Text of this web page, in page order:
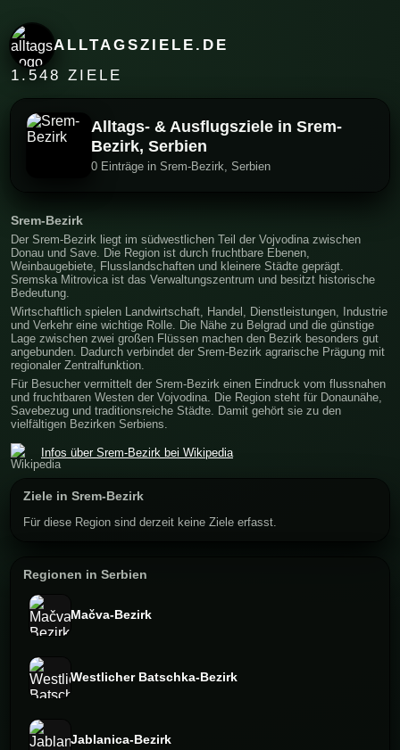
ALLTAGSZIELE.DE
1.548 ZIELE
Alltags- & Ausflugsziele in Srem-
Bezirk, Serbien
0 Einträge in Srem-Bezirk, Serbien
Srem-Bezirk
Der Srem-Bezirk liegt im südwestlichen Teil der Vojvodina zwischen
Donau und Save. Die Region ist durch fruchtbare Ebenen,
Weinbaugebiete, Flusslandschaften und kleinere Städte geprägt.
Sremska Mitrovica ist das Verwaltungszentrum und besitzt historische
Bedeutung.
Wirtschaftlich spielen Landwirtschaft, Handel, Dienstleistungen, Industrie
und Verkehr eine wichtige Rolle. Die Nähe zu Belgrad und die günstige
Lage zwischen zwei großen Flüssen machen den Bezirk besonders gut
angebunden. Dadurch verbindet der Srem-Bezirk agrarische Prägung mit
regionaler Zentralfunktion.
Für Besucher vermittelt der Srem-Bezirk einen Eindruck vom flussnahen
und fruchtbaren Westen der Vojvodina. Die Region steht für Donaunähe,
Savebezug und traditionsreiche Städte. Damit gehört sie zu den
vielfältigen Bezirken Serbiens.
Infos über Srem-Bezirk bei Wikipedia
Ziele in Srem-Bezirk
Für diese Region sind derzeit keine Ziele erfasst.
Regionen in Serbien
Mačva-Bezirk
Westlicher Batschka-Bezirk
Jablanica-Bezirk